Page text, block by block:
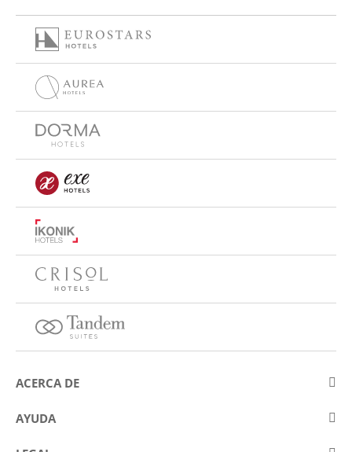
ACERCA DE
Sobre Eurostars Hotel Company
AYUDA
Contactar